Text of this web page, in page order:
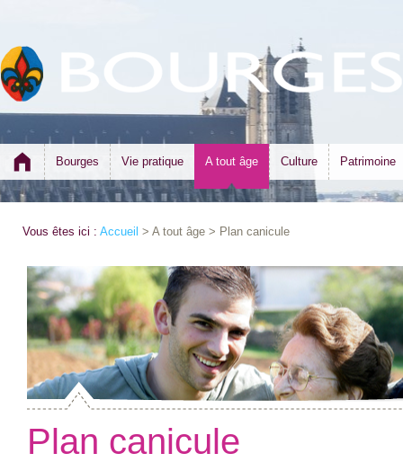
Bourges Vie pratique A tout âge Culture Patrimoine
Vous êtes ici : Accueil > A tout âge > Plan canicule
Plan canicule